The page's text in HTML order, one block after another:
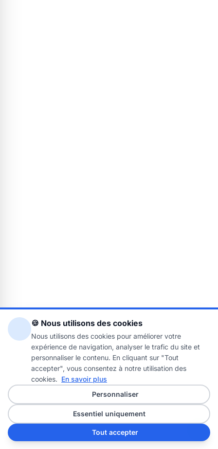
🍪 Nous utilisons des cookies
Nous utilisons des cookies pour améliorer votre
expérience de navigation, analyser le trafic du site et
personnaliser le contenu. En cliquant sur "Tout
accepter", vous consentez à notre utilisation des
cookies. En savoir plus
Personnaliser
Essentiel uniquement
Tout accepter